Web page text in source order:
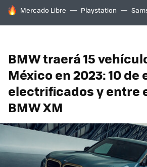
HOY SE HABLA DE
Mercado Libre Playstation
BMW traerá 15
México en 2023: 10 de
electrificados y entre
BMW XM